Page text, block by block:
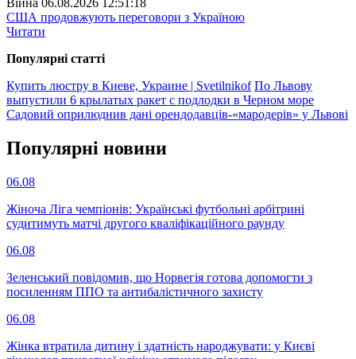
Війна 06.08.2026 12:51:18
США продовжують переговори з Україною
Читати
Популярнi статтi
Купить люстру в Киеве, Украине | Svetilnikof По Львову
выпустили 6 крылатых ракет с подлодки в Черном море
Садовий оприлюднив дані орендодавців-«мародерів» у Львові
Популярнi новини
06.08
Жіноча Ліга чемпіонів: Українські футбольні арбітрині
судитимуть матчі другого кваліфікаційного раунду
06.08
Зеленський повідомив, що Норвегія готова допомогти з
посиленням ППО та антибалістичного захисту
06.08
Жінка втратила дитину і здатність народжувати: у Києві